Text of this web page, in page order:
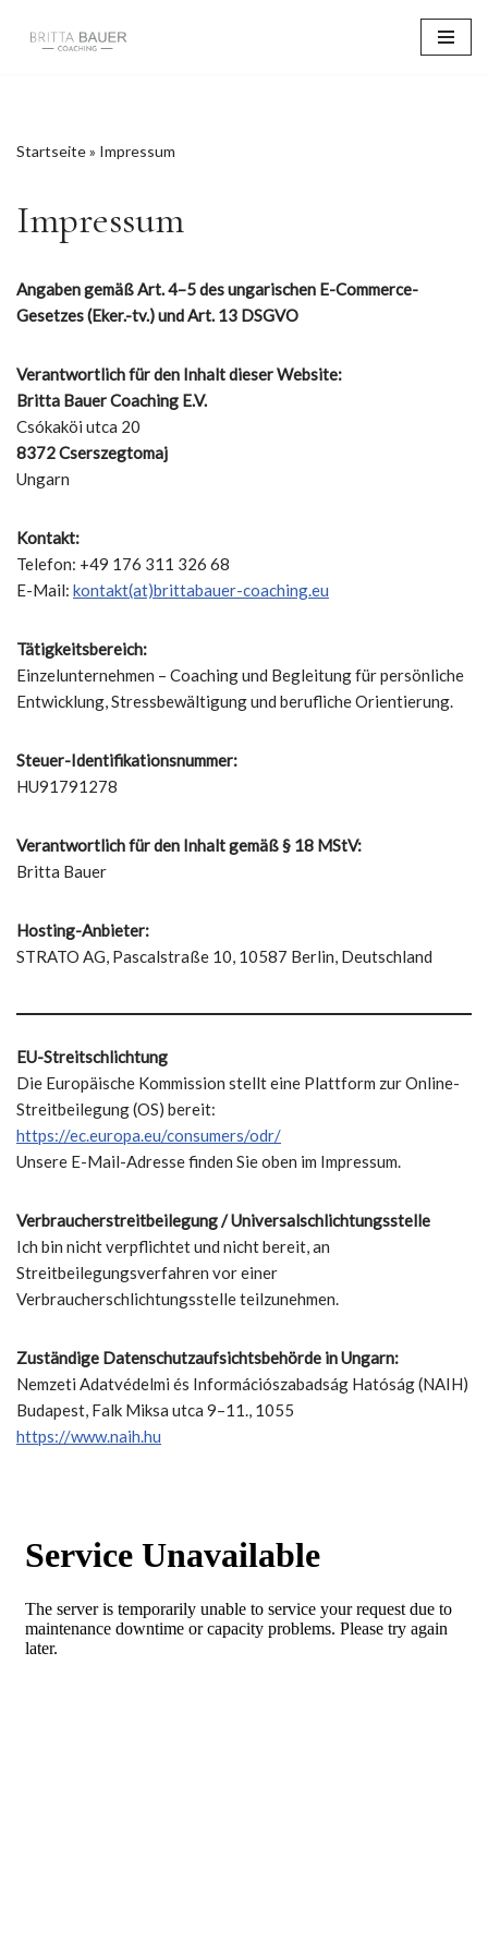
Startseite» Impressum
Impressum
Angaben gemäß Art. 4–5 des ungarischen E-Commerce-
Gesetzes (Eker.-tv.) und Art. 13 DSGVO
Verantwortlich für den Inhalt dieser Website:
Britta Bauer Coaching E.V.
Csókaköi utca 20
8372 Cserszegtomaj
Ungarn
Kontakt:
Telefon: +49 176 311 326 68
E-Mail: kontakt(at)brittabauer-coaching.eu
Tätigkeitsbereich:
Einzelunternehmen – Coaching und Begleitung für persönliche
Entwicklung, Stressbewältigung und berufliche Orientierung.
Steuer-Identifikationsnummer:
HU91791278
Verantwortlich für den Inhalt gemäß § 18 MStV:
Britta Bauer
Hosting-Anbieter:
STRATO AG, Pascalstraße 10, 10587 Berlin, Deutschland
EU-Streitschlichtung
Die Europäische Kommission stellt eine Plattform zur Online-
Streitbeilegung (OS) bereit:
https://ec.europa.eu/consumers/odr/
Unsere E-Mail-Adresse finden Sie oben im Impressum.
Verbraucherstreitbeilegung / Universalschlichtungsstelle
Ich bin nicht verpflichtet und nicht bereit, an
Streitbeilegungsverfahren vor einer
Verbraucherschlichtungsstelle teilzunehmen.
Zuständige Datenschutzaufsichtsbehörde in Ungarn:
Nemzeti Adatvédelmi és Információszabadság Hatóság (NAIH)
Budapest, Falk Miksa utca 9–11., 1055
https://www.naih.hu